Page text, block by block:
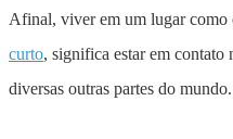
Afinal, viver em um lugar como
curto, significa estar em contato
diversas outras partes do mundo.